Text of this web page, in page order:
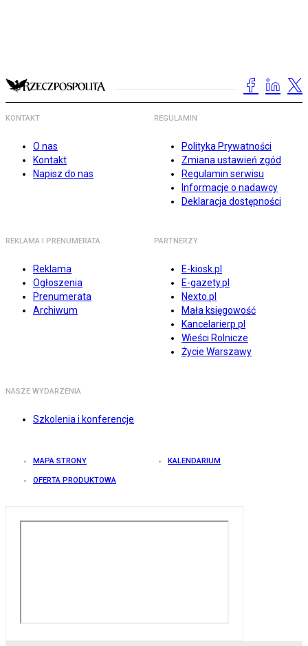
KONTAKT
O nas
Kontakt
Napisz do nas
REGULAMIN
Polityka Prywatności
Zmiana ustawień zgód
Regulamin serwisu
Informacje o nadawcy
Deklaracja dostępności
REKLAMA I PRENUMERATA
Reklama
Ogłoszenia
Prenumerata
Archiwum
PARTNERZY
E-kiosk.pl
E-gazety.pl
Nexto.pl
Mała księgowość
Kancelarierp.pl
Wieści Rolnicze
Życie Warszawy
NASZE WYDARZENIA
Szkolenia i konferencje
MAPA STRONY KALENDARIUM
OFERTA PRODUKTOWA